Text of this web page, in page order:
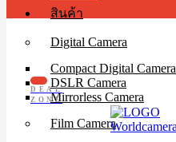
สินค้า
Digital Camera
Compact Digital Camera
DSLR Camera
Mirrorless Camera
Film Camera
DEAL
ZONE